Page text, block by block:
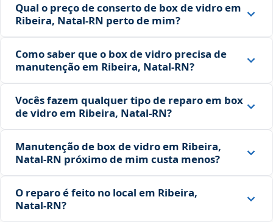
Qual o preço de conserto de box de vidro em
Ribeira, Natal‑RN perto de mim?
Como saber que o box de vidro precisa de
manutenção em Ribeira, Natal‑RN?
Vocês fazem qualquer tipo de reparo em box
de vidro em Ribeira, Natal‑RN?
Manutenção de box de vidro em Ribeira,
Natal‑RN próximo de mim custa menos?
O reparo é feito no local em Ribeira,
Natal‑RN?